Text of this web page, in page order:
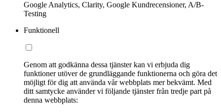
Google Analytics, Clarity, Google Kundrecensioner, A/B-
Testing
Funktionell
Genom att godkänna dessa tjänster kan vi erbjuda dig
funktioner utöver de grundläggande funktionerna och göra det
möjligt för dig att använda vår webbplats mer bekvämt. Med
ditt samtycke använder vi följande tjänster från tredje part på
denna webbplats: